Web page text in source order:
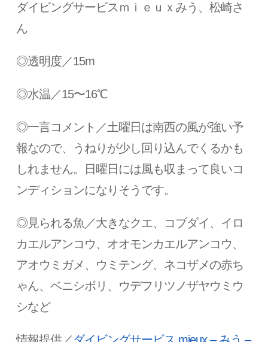
ダイビングサービスｍｉｅｕｘみう、松崎さ
ん
◎透明度／15m
◎水温／15〜16℃
◎一言コメント／土曜日は南西の風が強い予
報なので、うねりが少し回り込んでくるかも
しれません。日曜日には風も収まって良いコ
ンディションになりそうです。
◎見られる魚／大きなクエ、コブダイ、イロ
カエルアンコウ、オオモンカエルアンコウ、
アオウミガメ、ウミテング、ネコザメの赤ち
ゃん、ベニシボリ、ウデフリツノザヤウミウ
シなど